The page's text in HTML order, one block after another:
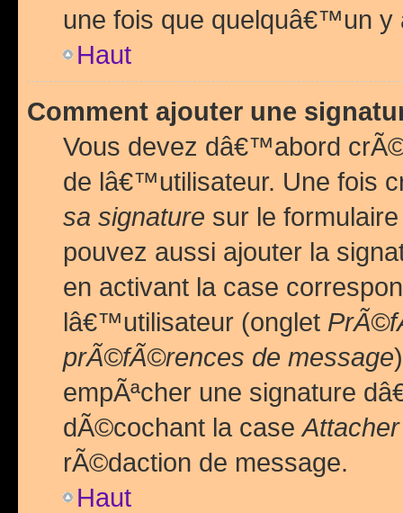
une fois que quelquâ€™un y
Haut
Comment ajouter une
Vous devez dâ€™abord
de lâ€™utilisateur. Une fois
sa signature sur le
pouvez aussi ajouter la
en activant la case
lâ€™utilisateur (onglet
prÃ©fÃ©rences de message
empÃªcher une signature
dÃ©cochant la case
rÃ©daction de message.
Haut